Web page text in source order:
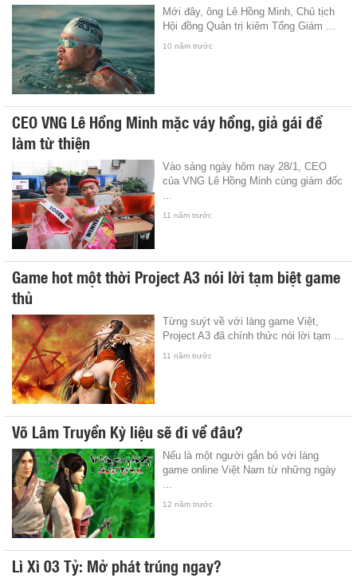
Mới đây, ông Lê Hồng Minh, Chủ tịch
Hội đồng Quản trị kiêm Tổng Giám ...
10 năm trước
CEO VNG Lê Hồng Minh mặc váy hồng, giả gái để
làm từ thiện
Vào sáng ngày hôm nay 28/1, CEO
của VNG Lê Hồng Minh cùng giám đốc
11 năm trước
Game hot một thời Project A3 nói lời tạm biệt game
thủ
Từng suýt về với làng game Việt,
Project A3 đã chính thức nói lời tạm ...
11 năm trước
Võ Lâm Truyền Kỳ liệu sẽ đi về đâu?
Nếu là một người gắn bó với làng
game online Việt Nam từ những ngày
12 năm trước
Lì Xì 03 Tỷ: Mở phát trúng ngay?